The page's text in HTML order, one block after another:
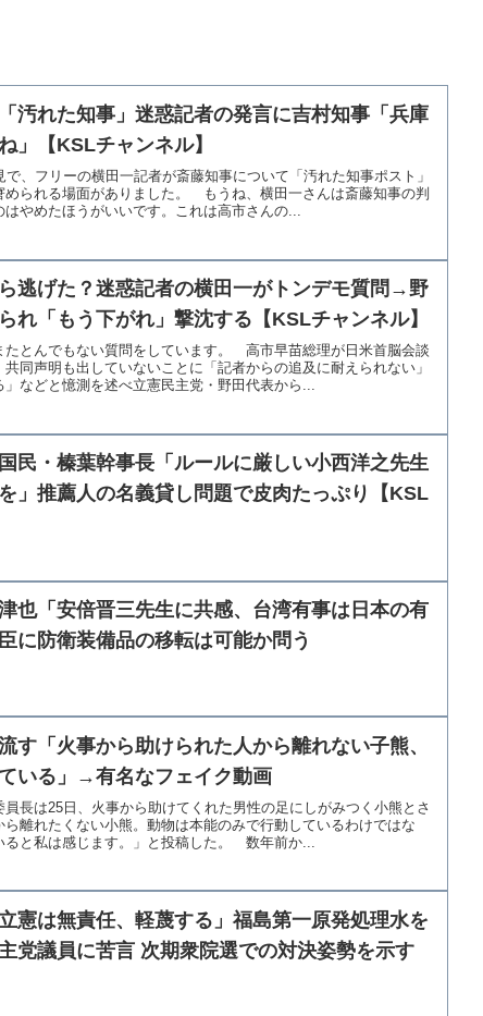
汚れた知事」迷惑記者の発言に吉村知事「兵庫
」【KSLチャンネル】
、フリーの横田一記者が斎藤知事について「汚れた知事ポスト」
められる場面がありました。 もうね、横田一さんは斎藤知事の判
やめたほうがいいです。これは高市さんの...
逃げた？迷惑記者の横田一がトンデモ質問→野
れ「もう下がれ」撃沈する【KSLチャンネル】
たとんでもない質問をしています。 高市早苗総理が日米首脳会談
同声明も出していないことに「記者からの追及に耐えられない」
」などと憶測を述べ立憲民主党・野田代表から...
民・榛葉幹事長「ルールに厳しい小西洋之先生
」推薦人の名義貸し問題で皮肉たっぷり【KSL
也「安倍晋三先生に共感、台湾有事は日本の有
に防衛装備品の移転は可能か問う
す「火事から助けられた人から離れない子熊、
いる」→有名なフェイク動画
長は25日、火事から助けてくれた男性の足にしがみつく小熊とさ
離れたくない小熊。動物は本能のみで行動しているわけではな
ると私は感じます。」と投稿した。 数年前か...
憲は無責任、軽蔑する」福島第一原発処理水を
党議員に苦言 次期衆院選での対決姿勢を示す